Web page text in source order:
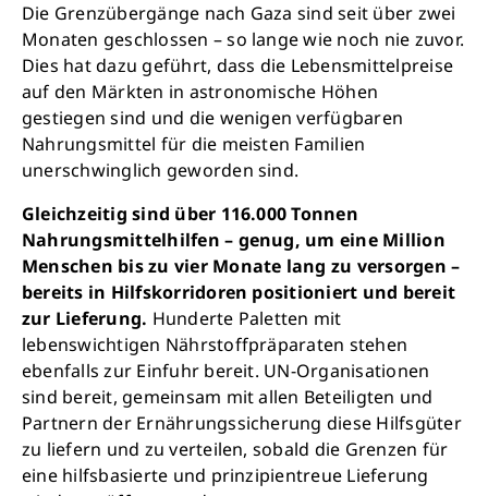
Die Grenzübergänge nach Gaza sind seit über zwei
Monaten geschlossen – so lange wie noch nie zuvor.
Dies hat dazu geführt, dass die Lebensmittelpreise
auf den Märkten in astronomische Höhen
gestiegen sind und die wenigen verfügbaren
Nahrungsmittel für die meisten Familien
unerschwinglich geworden sind.
Gleichzeitig sind über 116.000 Tonnen
Nahrungsmittelhilfen – genug, um eine Million
Menschen bis zu vier Monate lang zu versorgen –
bereits in Hilfskorridoren positioniert und bereit
zur Lieferung. Hunderte Paletten mit
lebenswichtigen Nährstoffpräparaten stehen
ebenfalls zur Einfuhr bereit. UN-Organisationen
sind bereit, gemeinsam mit allen Beteiligten und
Partnern der Ernährungssicherung diese Hilfsgüter
zu liefern und zu verteilen, sobald die Grenzen für
eine hilfsbasierte und prinzipientreue Lieferung